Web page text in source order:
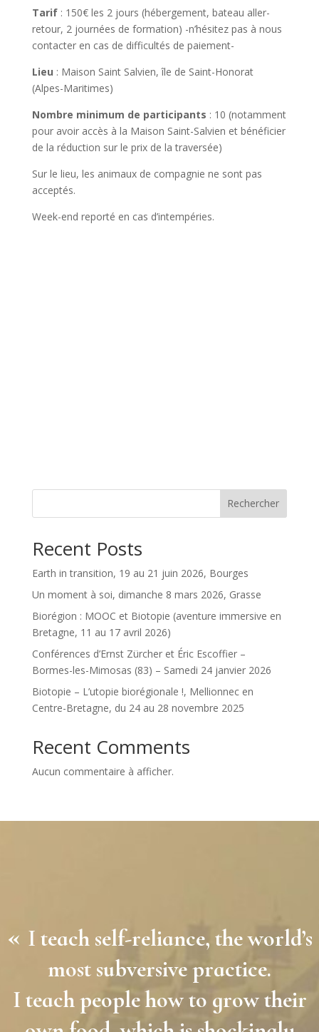
Tarif: 150€ les 2 jours (hébergement, bateau aller-
retour, 2 journées de formation) -n’hésitez pas à nous
contacter en cas de difficultés de paiement-
Lieu : Maison Saint Salvien, île de Saint-Honorat
(Alpes-Maritimes)
Nombre minimum de participants : 10 (notamment
pour avoir accès à la Maison Saint-Salvien et bénéficier
de la réduction sur le prix de la traversée)
Sur le lieu, les animaux de compagnie ne sont pas
acceptés.
Week-end reporté en cas d’intempéries.
Rechercher
Recent Posts
Earth in transition, 19 au 21 juin 2026, Bourges
Un moment à soi, dimanche 8 mars 2026, Grasse
Biorégion : MOOC et Biotopie (aventure immersive en
Bretagne, 11 au 17 avril 2026)
Conférences d’Ernst Zürcher et Éric Escoffier –
Bormes-les-Mimosas (83) – Samedi 24 janvier 2026
Biotopie – L’utopie biorégionale !, Mellionnec en
Centre-Bretagne, du 24 au 28 novembre 2025
Recent Comments
Aucun commentaire à afficher.
« I teach self-reliance, the world’s
most subversive practice.
I teach people how to grow their